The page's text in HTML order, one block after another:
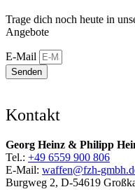
Trage dich noch heute in
Angebote
E-Mail
Senden
Kontakt
Georg Heinz & Philipp
Tel.: +49 6559 900 806
E-Mail: waffen@fzh-
Burgweg 2, D-54619